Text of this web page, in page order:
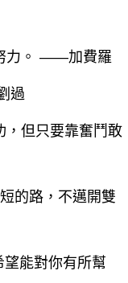
力。 ——加費羅
過
，但只要靠奮鬥敢
的路，不邁開雙
能對你有所幫